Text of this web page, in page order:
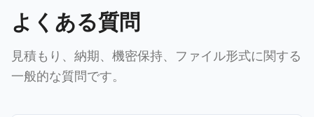
よくある質問
見積もり、納期、機密保持、ファイル形式に関する
一般的な質問です。